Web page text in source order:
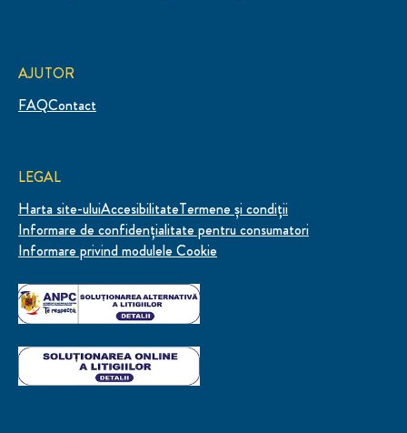
AJUTOR
FAQContact
LEGAL
Harta site-uluiAccesibilitateTermene și condiții
Informare de confidenţialitate pentru consumatori
Informare privind modulele Cookie